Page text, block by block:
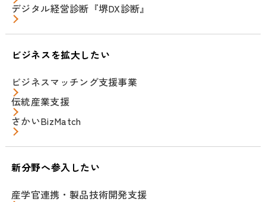
デジタル経営診断『堺DX診断』
ビジネスを拡大したい
ビジネスマッチング支援事業
伝統産業支援
さかいBizMatch
新分野へ参入したい
産学官連携・製品技術開発支援